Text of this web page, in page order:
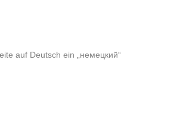
auf Deutsch ein „немецкий“